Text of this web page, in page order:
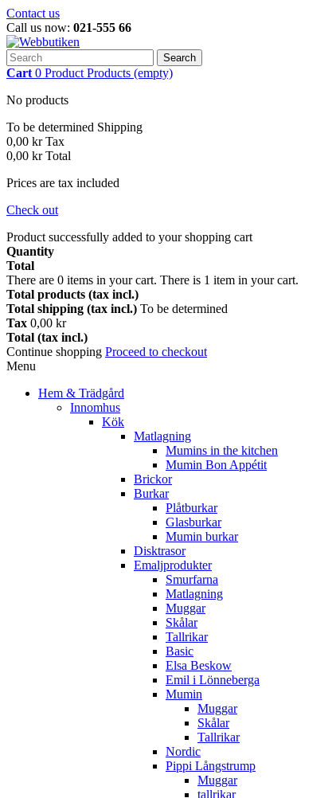
Contact us
Call us now: 021-555 66
Search
Cart 0 Product Products (empty)
No products
To be determined Shipping
0,00 kr Tax
0,00 kr Total
Prices are tax included
Check out
Product successfully added to your shopping cart
Quantity
Total
There are 0 items in your cart. There is 1 item in your cart.
Total products (tax incl.)
Total shipping (tax incl.) To be determined
Tax 0,00 kr
Total (tax incl.)
Continue shopping Proceed to checkout
Menu
Hem & Trädgård
Innomhus
Kök
Matlagning
Mumins in the kitchen
Mumin Bon Appétit
Brickor
Burkar
Plåtburkar
Glasburkar
Mumin burkar
Disktrasor
Emaljprodukter
Smurfarna
Matlagning
Muggar
Skålar
Tallrikar
Basic
Elsa Beskow
Emil i Lönneberga
Mumin
Muggar
Skålar
Tallrikar
Nordic
Pippi Långstrump
Muggar
tallrikar